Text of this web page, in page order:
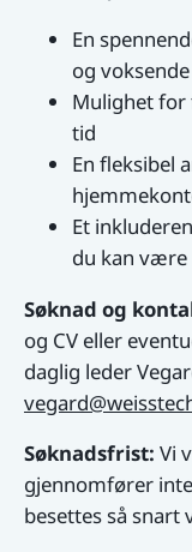
En
og
Mulighet for
tid
En fleksibel
Et
du kan være
Søknad og
og CV eller
daglig leder
Søknadsfrist: Vi
gjennomfører
besettes så